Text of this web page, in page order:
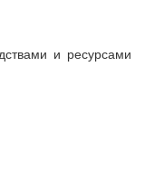
и ресурсами